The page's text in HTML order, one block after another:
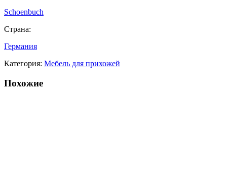
Schoenbuch
Страна:
Германия
Категория: Мебель для прихожей
Похожие